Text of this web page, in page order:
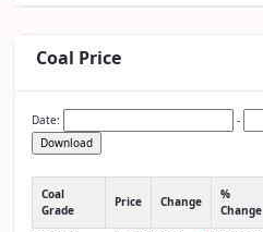
Coal Price
Date:
-
Download
Coal
Grade
Price Change
%
Change